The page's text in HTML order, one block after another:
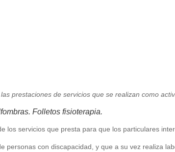
prestaciones de servicios que se realizan como
Folletos fisioterapia.
los servicios que presta para que los particulares
personas con discapacidad, y que a su vez realiza